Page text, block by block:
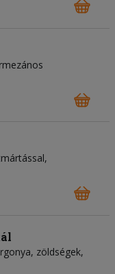
zöldségek,